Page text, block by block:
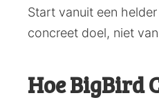
Start vanuit een
concreet doel, niet
Hoe BigBird